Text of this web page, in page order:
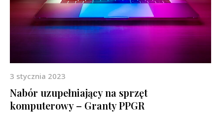
3 stycznia 2023
Nabór uzupełniający na sprzęt
komputerowy – Granty PPGR